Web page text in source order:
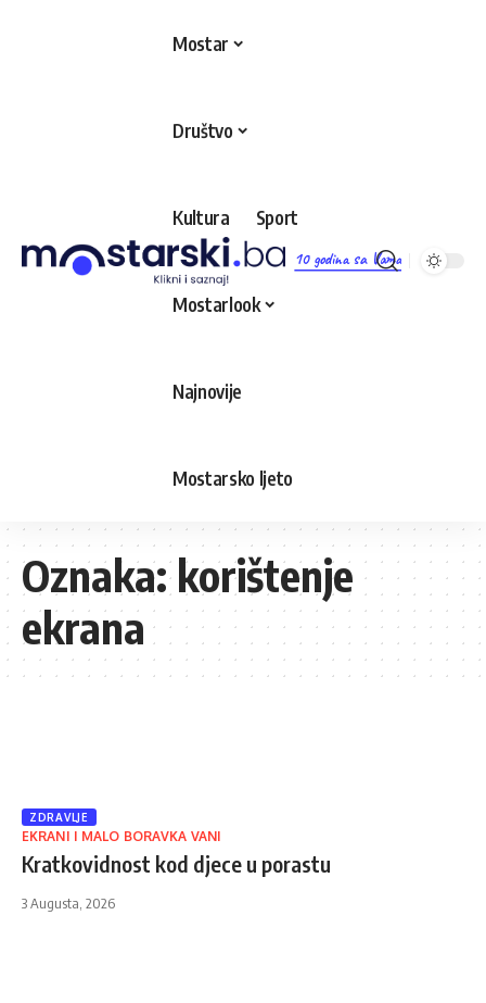
10 godina sa Vama
Mostar
Društvo
Kultura Sport
Mostarlook
Najnovije
Mostarsko ljeto
Oznaka:korištenje
ekrana
ZDRAVLJE
EKRANI I MALO BORAVKA VANI
Kratkovidnost kod djece u porastu
3 Augusta, 2026